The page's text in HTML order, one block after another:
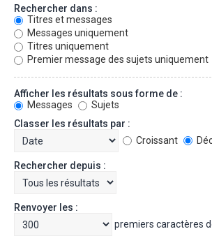
Rechercher dans :
Titres et messages
Messages uniquement
Titres uniquement
Premier message des sujets uniquement
Afficher les résultats sous forme de :
Messages
Sujets
Classer les résultats par :
Croissant
Rechercher depuis :
Renvoyer les :
premiers caractères